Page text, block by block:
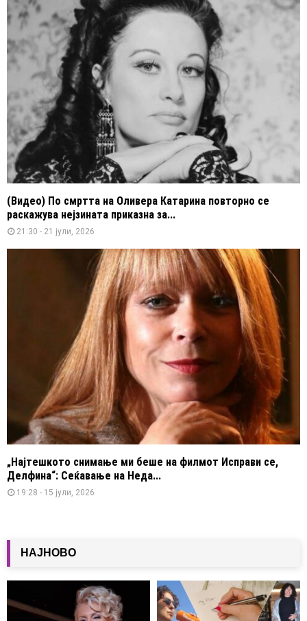
(Видео) По смртта на Оливера Катарина повторно се
раскажува нејзината приказна за...
21:30 - 21 јули, 2026
„Најтешкото снимање ми беше на филмот Исправи се,
Делфина“: Сеќавање на Неда...
19:28 - 15 јули, 2026
НАЈНОВО